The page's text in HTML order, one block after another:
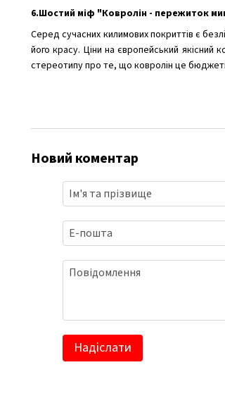
6.Шостий міф "Ковролін - пережиток
Серед сучасних килимових покриттів є
його красу. Ціни на європейський
стереотипу про те, що ковролін це
Новий коментар
Надіслати